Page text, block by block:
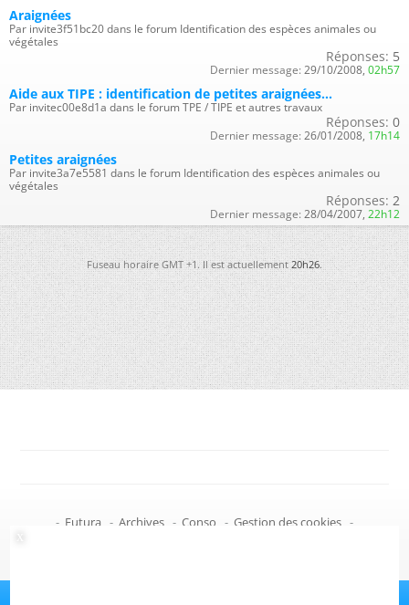
Araignées
Par invite3f51bc20 dans le forum Identification des espèces animales ou
végétales
Réponses: 5
Dernier message: 29/10/2008, 02h57
Aide aux TIPE : identification de petites araignées...
Par invitec00e8d1a dans le forum TPE / TIPE et autres travaux
Réponses: 0
Dernier message: 26/01/2008, 17h14
Petites araignées
Par invite3a7e5581 dans le forum Identification des espèces animales ou
végétales
Réponses: 2
Dernier message: 28/04/2007, 22h12
Fuseau horaire GMT +1. Il est actuellement20h26.
- Futura - Archives - Conso - Gestion des cookies -